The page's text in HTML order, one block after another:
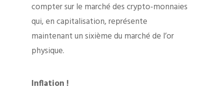
compter sur le marché des crypto-monnaies
qui, en capitalisation, représente
maintenant un sixième du marché de l’or
physique.
Inflation !